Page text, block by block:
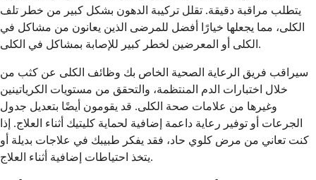
يتطلب مراقبة دقيقة. تقلل تركيبة الدهون بشكل كبير من خطر تلف
الكلى، مما يجعلها خيارًا أفضل للمرضى الذين يعانون من مشاكل في
الكلى أو المعرضين لخطر كبير للإصابة بمشاكل في الكلى.
سيراقب فريق الرعاية الصحية الخاص بك وظائف الكلى عن كثب من
خلال اختبارات الدم المنتظمة، والتحقق من مستويات الكرياتينين
وغيرها من علامات صحة الكلى. قد يقومون أيضًا بتعديل جدول
الجرعات أو توفير رعاية داعمة إضافية لحماية كليتيك أثناء العلاج. إذا
كنت تعاني من مرض كلوي حاد، فقد يفكر طبيبك في علاجات بديلة أو
يتخذ احتياطات إضافية أثناء العلاج.